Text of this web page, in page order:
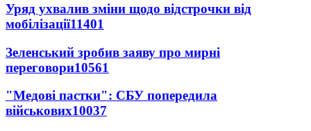
Уряд ухвалив зміни щодо відстрочки від
мобілізації11401
Зеленський зробив заяву про мирні
переговори10561
"Медові пастки": СБУ попередила
військових10037